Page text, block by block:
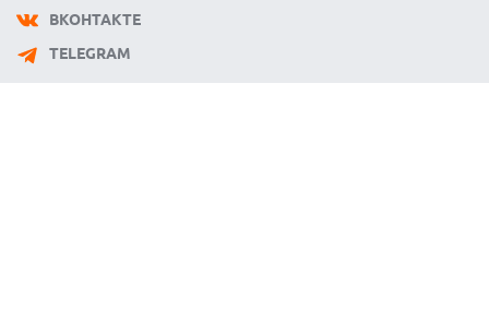
ВКОНТАКТЕ
TELEGRAM